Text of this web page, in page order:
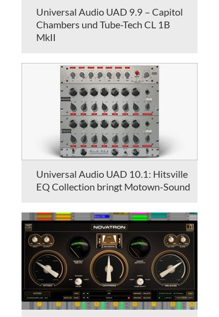
Universal Audio UAD 9.9 – Capitol
Chambers und Tube-Tech CL 1B
MkII
Universal Audio UAD 10.1: Hitsville
EQ Collection bringt Motown-Sound